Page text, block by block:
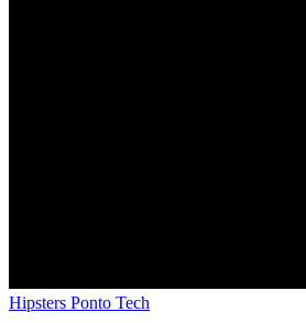
Hipsters Ponto Tech